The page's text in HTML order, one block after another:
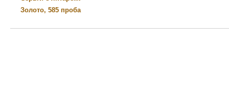
Золото, 585 проба